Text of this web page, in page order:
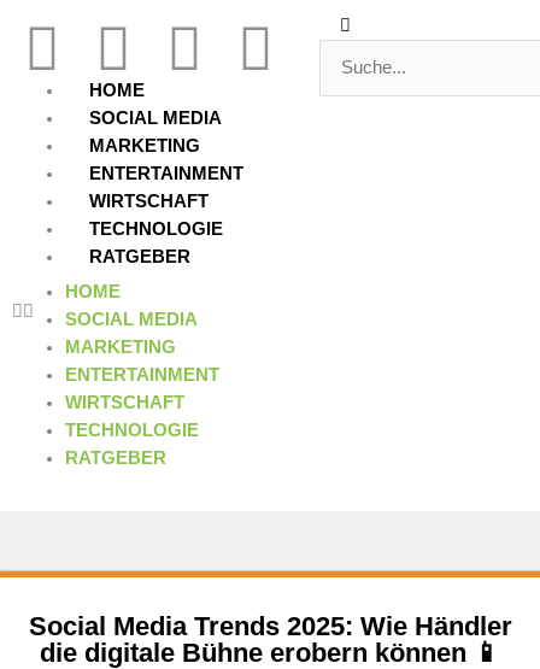
springen
F
a
c
e
b
o
o
k
T
w
i
t
t
e
r
Y
o
u
t
b
e
L
Suche
HOME
SOCIAL MEDIA
MARKETING
ENTERTAINMENT
WIRTSCHAFT
TECHNOLOGIE
RATGEBER
HOME
SOCIAL MEDIA
MARKETING
ENTERTAINMENT
WIRTSCHAFT
TECHNOLOGIE
RATGEBER
Social Media Trends 2025: Wie Händler
die digitale Bühne erobern können 📱